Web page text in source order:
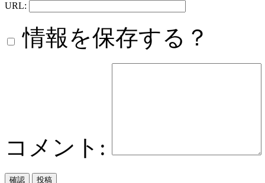
URL:
情報を保存する？
コメント: